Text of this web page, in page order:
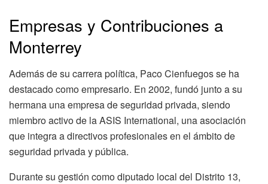
Empresas y Contribuciones a
Monterrey
Además de su carrera política, Paco Cienfuegos se ha
destacado como empresario. En 2002, fundó junto a su
hermana una empresa de seguridad privada, siendo
miembro activo de la ASIS International, una asociación
que integra a directivos profesionales en el ámbito de
seguridad privada y pública.
Durante su gestión como diputado local del Distrito 13,